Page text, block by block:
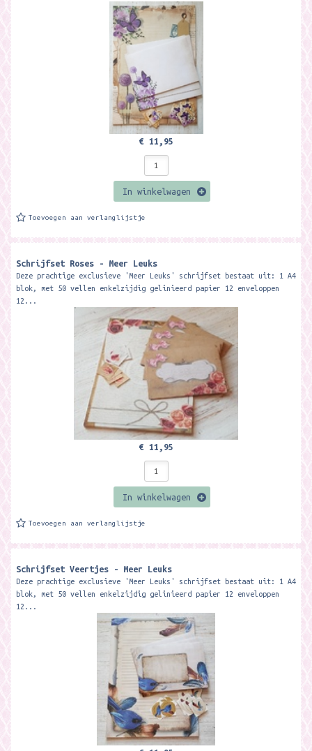
€ 11,95
In winkelwagen
Toevoegen aan verlanglijstje
Schrijfset Roses - Meer Leuks
Deze prachtige exclusieve 'Meer Leuks' schrijfset bestaat uit: 1 A4
blok, met 50 vellen enkelzijdig gelinieerd papier 12 enveloppen
12...
€ 11,95
In winkelwagen
Toevoegen aan verlanglijstje
Schrijfset Veertjes - Meer Leuks
Deze prachtige exclusieve 'Meer Leuks' schrijfset bestaat uit: 1 A4
blok, met 50 vellen enkelzijdig gelinieerd papier 12 enveloppen
12...